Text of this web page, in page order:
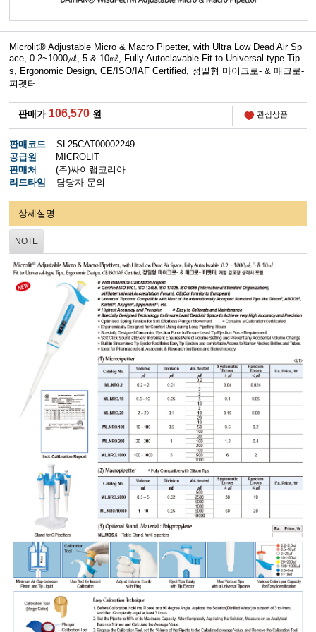
Microlit® Adjustable Micro & Macro Pipetter, with Ultra Low Dead Air Sp
ace, 0.2~1000㎕, 5 & 10㎖, Fully Autoclavable Fit to Universal-type Tip
s, Ergonomic Design, CE/ISO/IAF Certified, 정밀형 마이크로- & 매크로-
피펫터
판매가 106,570 원 관심상품
판매코드
SL25CAT00002249
공급원
MICROLIT
판매처
(주)싸이랩코리아
리드타임
담당자 문의
상세설명
NOTE